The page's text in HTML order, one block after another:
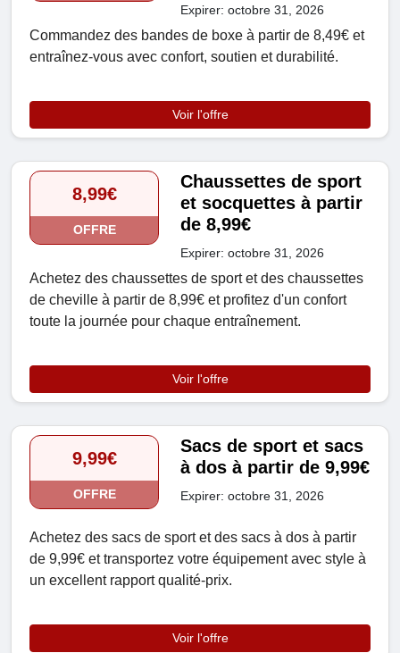
Expirer: octobre 31, 2026
Commandez des bandes de boxe à partir de 8,49€ et
entraînez-vous avec confort, soutien et durabilité.
Voir l'offre
8,99€
OFFRE
Chaussettes de sport
et socquettes à partir
de 8,99€
Expirer: octobre 31, 2026
Achetez des chaussettes de sport et des chaussettes
de cheville à partir de 8,99€ et profitez d'un confort
toute la journée pour chaque entraînement.
Voir l'offre
9,99€
OFFRE
Sacs de sport et sacs
à dos à partir de 9,99€
Expirer: octobre 31, 2026
Achetez des sacs de sport et des sacs à dos à partir
de 9,99€ et transportez votre équipement avec style à
un excellent rapport qualité-prix.
Voir l'offre